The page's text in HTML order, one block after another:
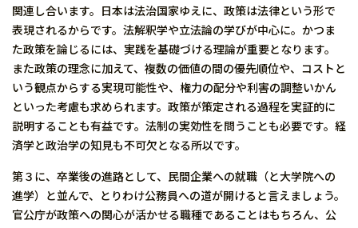
関連し合います。日本は法治国家ゆえに、政策は法律という形で
表現されるからです。法解釈学や立法論の学びが中心に。かつま
た政策を論じるには、実践を基礎づける理論が重要となります。
また政策の理念に加えて、複数の価値の間の優先順位や、コストと
いう観点からする実現可能性や、権力の配分や利害の調整いかん
といった考慮も求められます。政策が策定される過程を実証的に
説明することも有益です。法制の実効性を問うことも必要です。経
済学と政治学の知見も不可欠となる所以です。
第３に、卒業後の進路として、民間企業への就職（と大学院への
進学）と並んで、とりわけ公務員への道が開けると言えましょう。
官公庁が政策への関心が活かせる職種であることはもちろん、公